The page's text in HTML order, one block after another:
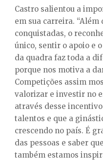
Castro salientou a
em sua carreira. “Além
conquistadas, o
único, sentir o apoio e
da quadra faz toda a
porque nos motiva a
Competições assim
valorizar e investir no
através desse
talentos e que a
crescendo no país. É
das pessoas e saber
também estamos